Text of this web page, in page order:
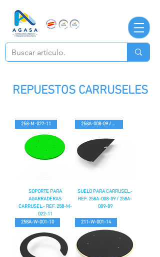
REPUESTOS CARRUSELES
258-M-022-11
SOPORTE PARA
AGARRADERAS
CARRUSEL.- REF. 258-M-
022-11
258A-008-09 / 258A-009-09
SUELO PARA CARRUSEL.-
REF. 258A-008-09 / 258A-
009-09
258A-W-001-10 211-W-001-14